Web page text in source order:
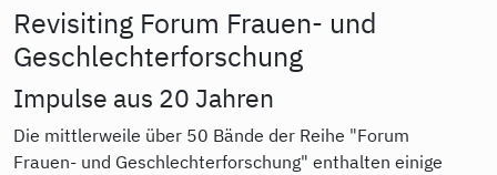
Revisiting Forum Frauen- und
Geschlechterforschung
Impulse aus 20 Jahren
Die mittlerweile über 50 Bände der Reihe "Forum
Frauen- und Geschlechterforschung" enthalten einige